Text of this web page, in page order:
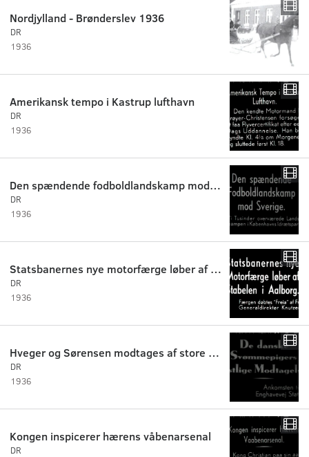
Nordjylland - Brønderslev 1936
DR
1936
Amerikansk tempo i Kastrup lufthavn
DR
1936
Den spændende fodboldlandskamp mod Sverige
DR
1936
Statsbanernes nye motorfærge løber af stabelen i Ålborg
DR
1936
Hveger og Sørensen modtages af store menneskemasser
DR
1936
Kongen inspicerer hærens våbenarsenal
DR